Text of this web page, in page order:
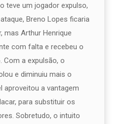
teve um jogador expulso,
Breno Lopes ficaria
mas Arthur Henrique
com falta e recebeu o
Com a expulsão, o
e diminuiu mais o
aproveitou a vantagem
para substituir os
Sobretudo, o intuito